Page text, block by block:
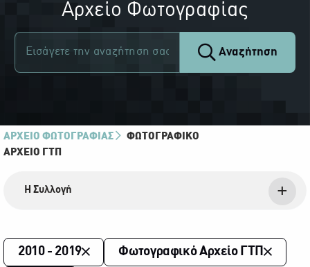
Αρχείο Φωτογραφίας
Αναζήτηση
ΑΡΧΕΙΟ ΦΩΤΟΓΡΑΦΙΑΣ
ΦΩΤΟΓΡΑΦΙΚΌ
ΑΡΧΕΊΟ ΓΤΠ
Η Συλλογή
2010 - 2019 Φωτογραφικό Αρχείο ΓΤΠ